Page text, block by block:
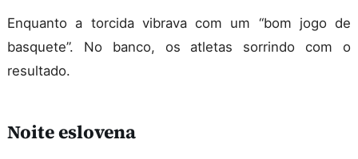
Enquanto a torcida vibrava com um “bom jogo de
basquete”. No banco, os atletas sorrindo com o
resultado.
Noite eslovena